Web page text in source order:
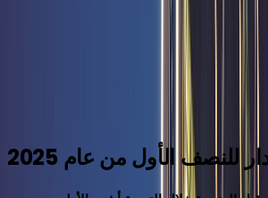
للنصف الأول من عام 2025